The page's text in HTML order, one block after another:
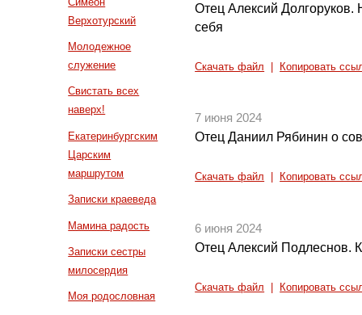
Верхотурский
Молодежное
служение
Свистать всех
наверх!
Екатеринбургским
Царским
маршрутом
Записки краеведа
Мамина радость
Записки сестры
милосердия
Моя родословная
Отец Алексий Долгоруков.
себя
Скачать файл Копировать
7 июня 2024
Отец Даниил Рябинин о
Скачать файл Копировать
6 июня 2024
Отец Алексий Подлеснов.
Скачать файл Копировать